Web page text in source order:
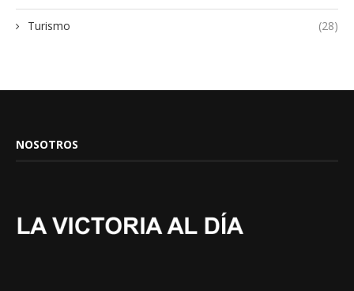
Turismo (28)
NOSOTROS